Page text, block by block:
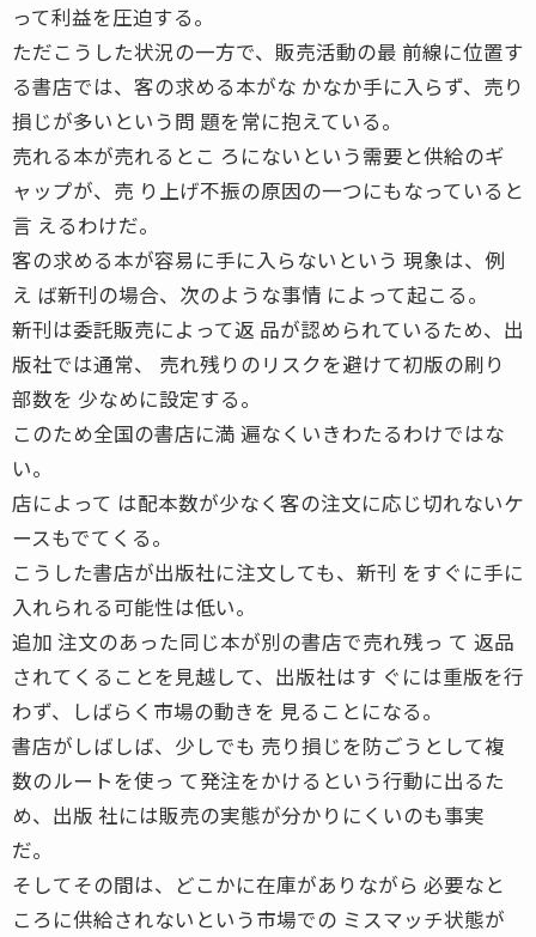
って利益を圧迫する。
ただこうした状況の一方で、販売活動の最 前線に位置す
る書店では、客の求める本がな かなか手に入らず、売り
損じが多いという問 題を常に抱えている。
売れる本が売れるとこ ろにないという需要と供給のギ
ャップが、売 り上げ不振の原因の一つにもなっていると
言 えるわけだ。
客の求める本が容易に手に入らないという 現象は、例
え ば新刊の場合、次のような事情 によって起こる。
新刊は委託販売によって返 品が認められているため、出
版社では通常、 売れ残りのリスクを避けて初版の刷り
部数を 少なめに設定する。
このため全国の書店に満 遍なくいきわたるわけではな
い。
店によって は配本数が少なく客の注文に応じ切れないケ
ースもでてくる。
こうした書店が出版社に注文しても、新刊 をすぐに手に
入れられる可能性は低い。
追加 注文のあった同じ本が別の書店で売れ残っ て 返品
されてくることを見越して、出版社はす ぐには重版を行
わず、しばらく市場の動きを 見ることになる。
書店がしばしば、少しでも 売り損じを防ごうとして複
数のルートを使っ て発注をかけるという行動に出るた
め、出版 社には販売の実態が分かりにくいのも事実
だ。
そしてその間は、どこかに在庫がありながら 必要なと
ころに供給されないという市場での ミスマッチ状態が